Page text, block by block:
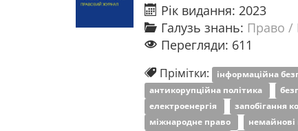
Рік видання: 2023
Галузь знань: Право /
Перегляди: 611
Прімітки: інформаційна
антикорупційна політика
електроенергія
запобігання
міжнародне право
немайнові